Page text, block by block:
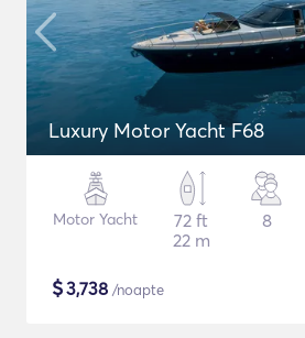
Luxury Motor Yacht F68
Motor Yacht
72 ft
22 m
8
$3,738 /noapte